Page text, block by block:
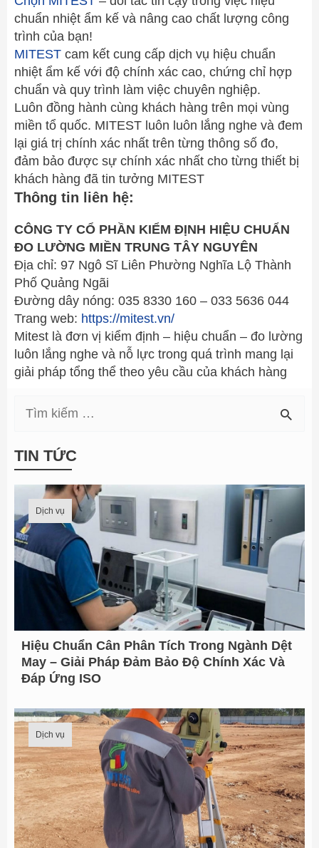
chuẩn nhiệt ẩm kế và nâng cao chất lượng công
trình của bạn!
MITESTcam kết cung cấp dịch vụ hiệu chuẩn
nhiệt ẩm kế với độ chính xác cao, chứng chỉ hợp
chuẩn và quy trình làm việc chuyên nghiệp.
Luôn đồng hành cùng khách hàng trên mọi vùng
miền tổ quốc. MITEST luôn luôn lắng nghe và đem
lại giá trị chính xác nhất trên từng thông số đo,
đảm bảo được sự chính xác nhất cho từng thiết bị
khách hàng đã tin tưởng MITEST
Thông tin liên hệ:
CÔNG TY CỔ PHẦN KIỂM ĐỊNH HIỆU CHUẨN
ĐO LƯỜNG MIỀN TRUNG TÂY NGUYÊN
Địa chỉ: 97 Ngô Sĩ Liên Phường Nghĩa Lộ Thành
Phố Quảng Ngãi
Đường dây nóng: 035 8330 160 – 033 5636 044
Trang web: https://mitest.vn/
Mitest là đơn vị kiểm định – hiệu chuẩn – đo lường
luôn lắng nghe và nỗ lực trong quá trình mang lại
giải pháp tổng thể theo yêu cầu của khách hàng
ề
k
i
TIN TỨC
Dịch vụ
Hiệu Chuẩn Cân Phân Tích Trong Ngành Dệt
May – Giải Pháp Đảm Bảo Độ Chính Xác Và
Đáp Ứng ISO
Dịch vụ